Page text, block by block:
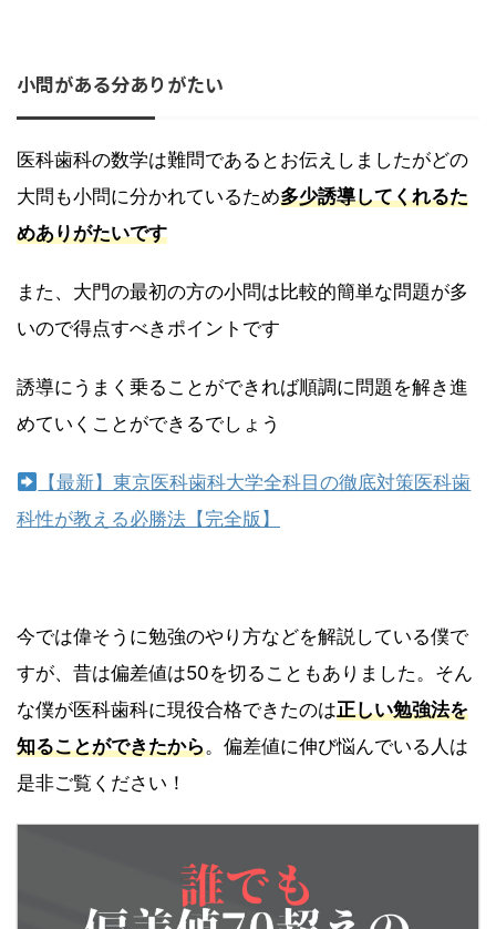
小問がある分ありがたい
医科歯科の数学は難問であるとお伝えしましたがどの
大問も小問に分かれているため多少誘導してくれるた
めありがたいです
また、大門の最初の方の小問は比較的簡単な問題が多
いので得点すべきポイントです
誘導にうまく乗ることができれば順調に問題を解き進
めていくことができるでしょう
【最新】東京医科歯科大学全科目の徹底対策医科歯
科性が教える必勝法【完全版】
今では偉そうに勉強のやり方などを解説している僕で
すが、昔は偏差値は50を切ることもありました。そん
な僕が医科歯科に現役合格できたのは正しい勉強法を
知ることができたから。偏差値に伸び悩んでいる人は
是非ご覧ください！